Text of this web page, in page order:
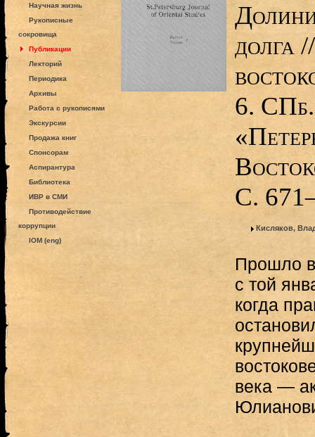
Научная жизнь
Рукописные
сокровища
Публикации
Лекторий
Периодика
Архивы
Работа с рукописями
Экскурсии
Продажа книг
Спонсорам
Аспирантура
Библиотека
ИВР в СМИ
Противодействие
коррупции
IOM (eng)
долга
6.
С.
Кисляков,
Прошло
с той
когда
века —